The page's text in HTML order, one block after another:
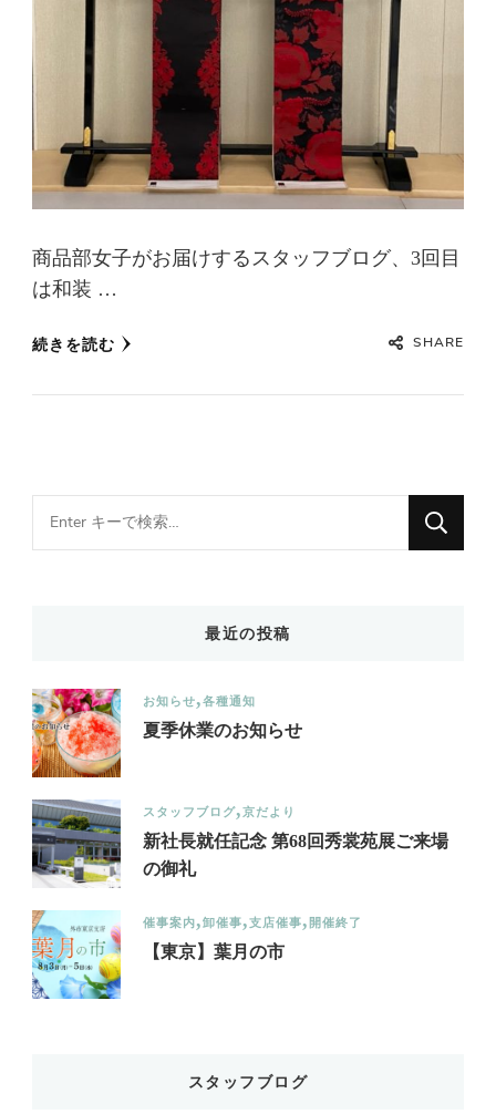
商品部女子がお届けするスタッフブログ、3回目
は和装 …
続きを読む SHARE
for
最近の投稿
お知らせ 各種通知
夏季休業のお知らせ
スタッフブログ 京だより
新社長就任記念 第68回秀裳苑展ご来場
の御礼
催事案内 卸催事 支店催事 開催終了
【東京】葉月の市
スタッフブログ